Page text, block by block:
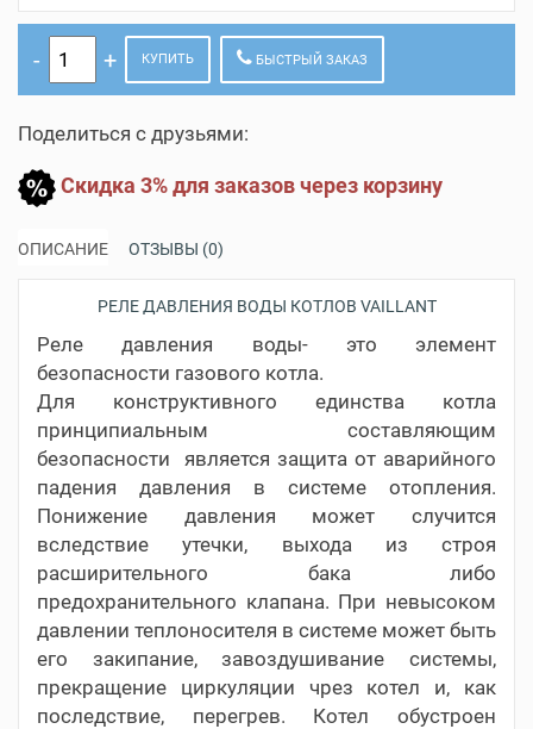
КУПИТЬ БЫСТРЫЙ ЗАКАЗ
Поделиться с друзьями:
Скидка 3% для заказов через корзину
ОПИСАНИЕ ОТЗЫВЫ (0)
РЕЛЕ ДАВЛЕНИЯ ВОДЫ КОТЛОВ VAILLANT
Реле давления воды- это элемент
безопасности газового котла.
Для конструктивного единства котла
принципиальным составляющим
безопасности является защита от аварийного
падения давления в системе отопления.
Понижение давления может случится
вследствие утечки, выхода из строя
расширительного бака либо
предохранительного клапана. При невысоком
давлении теплоносителя в системе может быть
его закипание, завоздушивание системы,
прекращение циркуляции чрез котел и, как
последствие, перегрев. Котел обустроен